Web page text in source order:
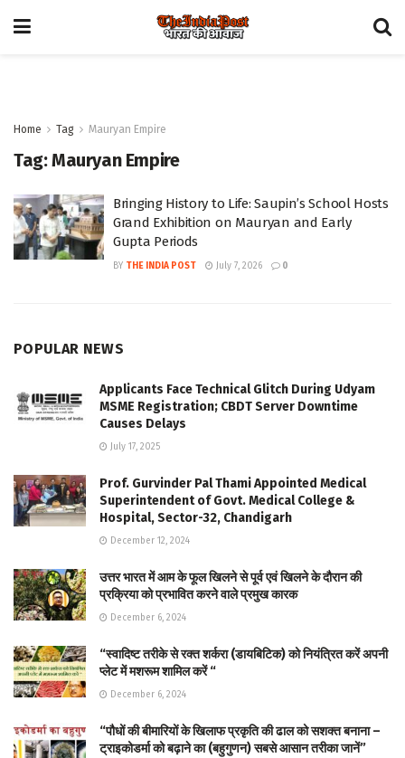
Home Tag Mauryan Empire
Tag:Mauryan Empire
Bringing History to Life: Saupin’s School Hosts
Grand Exhibition on Mauryan and Early
Gupta Periods
BY THE INDIA POST July 7, 2026 0
POPULAR NEWS
Applicants Face Technical Glitch During Udyam
MSME Registration; CBDT Server Downtime
Causes Delays
July 17, 2025
Prof. Gurvinder Pal Thami Appointed Medical
Superintendent of Govt. Medical College &
Hospital, Sector-32, Chandigarh
December 12, 2024
उत्तर भारत में आम के फूल खिलने से पूर्व एवं खिलने के दौरान की
प्रक्रिया को प्रभावित करने वाले प्रमुख कारक
December 6, 2024
“स्वादिष्ट तरीके से रक्त शर्करा (डायबिटिक) को नियंत्रित करें अपनी
प्लेट में मशरूम शामिल करें “
December 6, 2024
“पौधों की बीमारियों के खिलाफ प्रकृति की ढाल को सशक्त बनाना –
ट्राइकोडर्मा को बढ़ाने का (बहुगुणन) सबसे आसान तरीका जानें”